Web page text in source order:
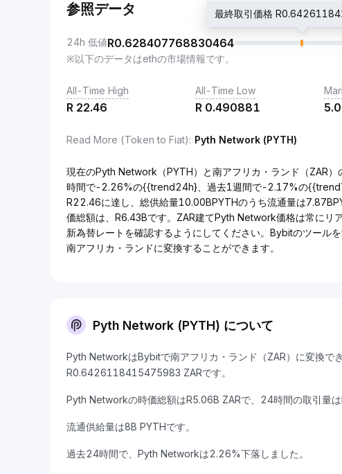
参照データ
24h 低値R0.628407768830464
最終取引価格
※以下のデータはethの市場情報です。
All-Time High
R 22.46
All-Time Low
R 0.490881
Read More (Token to Fiat): Pyth Network (PYTH)
現在のPyth Network（PYTH）と南アフリカ・ランド（
時間で-2.26%の{{trend24h}、過去1週間で-2.17%の
R22.46に達し、総供給量10.00BPYTHのうち流通量は
価総額は、R6.43Bです。ZAR建てPyth Network価格は常に
新為替レートを確認するようにしてください。Bybitのツール
南アフリカ・ランドに変換することができます。
Pyth Network (PYTH) について
Pyth NetworkはBybitで南アフリカ・ランド（ZAR）に変換で
R0.6426118415475983 ZARです。
Pyth Networkの時価総額はR5.06B ZARで、24時間の取引量は
流通供給量は8B PYTHです。
過去24時間で、Pyth Networkは2.26%下落しました。